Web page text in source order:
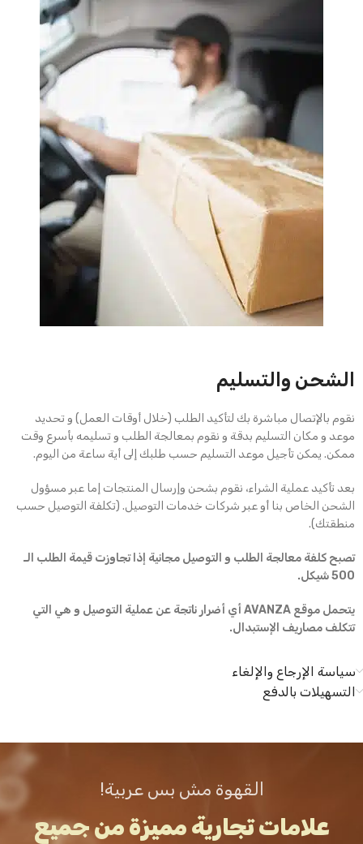
الشحن والتسليم
نقوم بالإتصال مباشرة بك لتأكيد الطلب (خلال أوقات العمل) و تحديد
موعد و مكان التسليم بدقة و نقوم بمعالجة الطلب و تسليمه بأسرع وقت
ممكن. يمكن تأجيل موعد التسليم حسب طلبك إلى أية ساعة من اليوم.
بعد تأكيد عملية الشراء، نقوم بشحن وإرسال المنتجات إما عبر مسؤول
الشحن الخاص بنا أو عبر شركات خدمات التوصيل. (تكلفة التوصيل حسب
منطقتك).
تصبح كلفة معالجة الطلب و التوصيل مجانية إذا تجاوزت قيمة الطلب الـ
500 شيكل.
يتحمل موقع AVANZA أي أضرار ناتجة عن عملية التوصيل و هي التي
تتكلف مصاريف الإستبدال.
سياسة الإرجاع والإلغاء
التسهيلات بالدفع
القهوة مش بس عربية!
علامات تجارية مميزة من جميع